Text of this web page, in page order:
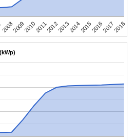
20082009201020112012201320142015201620172018